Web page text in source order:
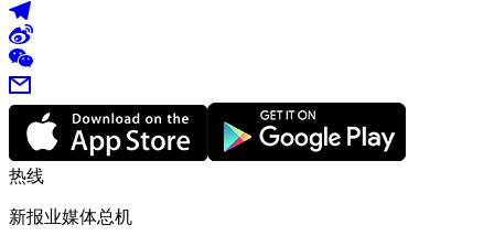
热线
新报业媒体总机